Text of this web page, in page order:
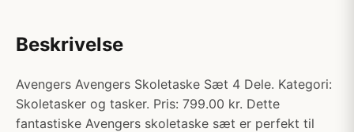
Beskrivelse
Avengers Avengers Skoletaske Sæt 4 Dele. Kategori:
Skoletasker og tasker. Pris: 799.00 kr. Dette
fantastiske Avengers skoletaske sæt er perfekt til